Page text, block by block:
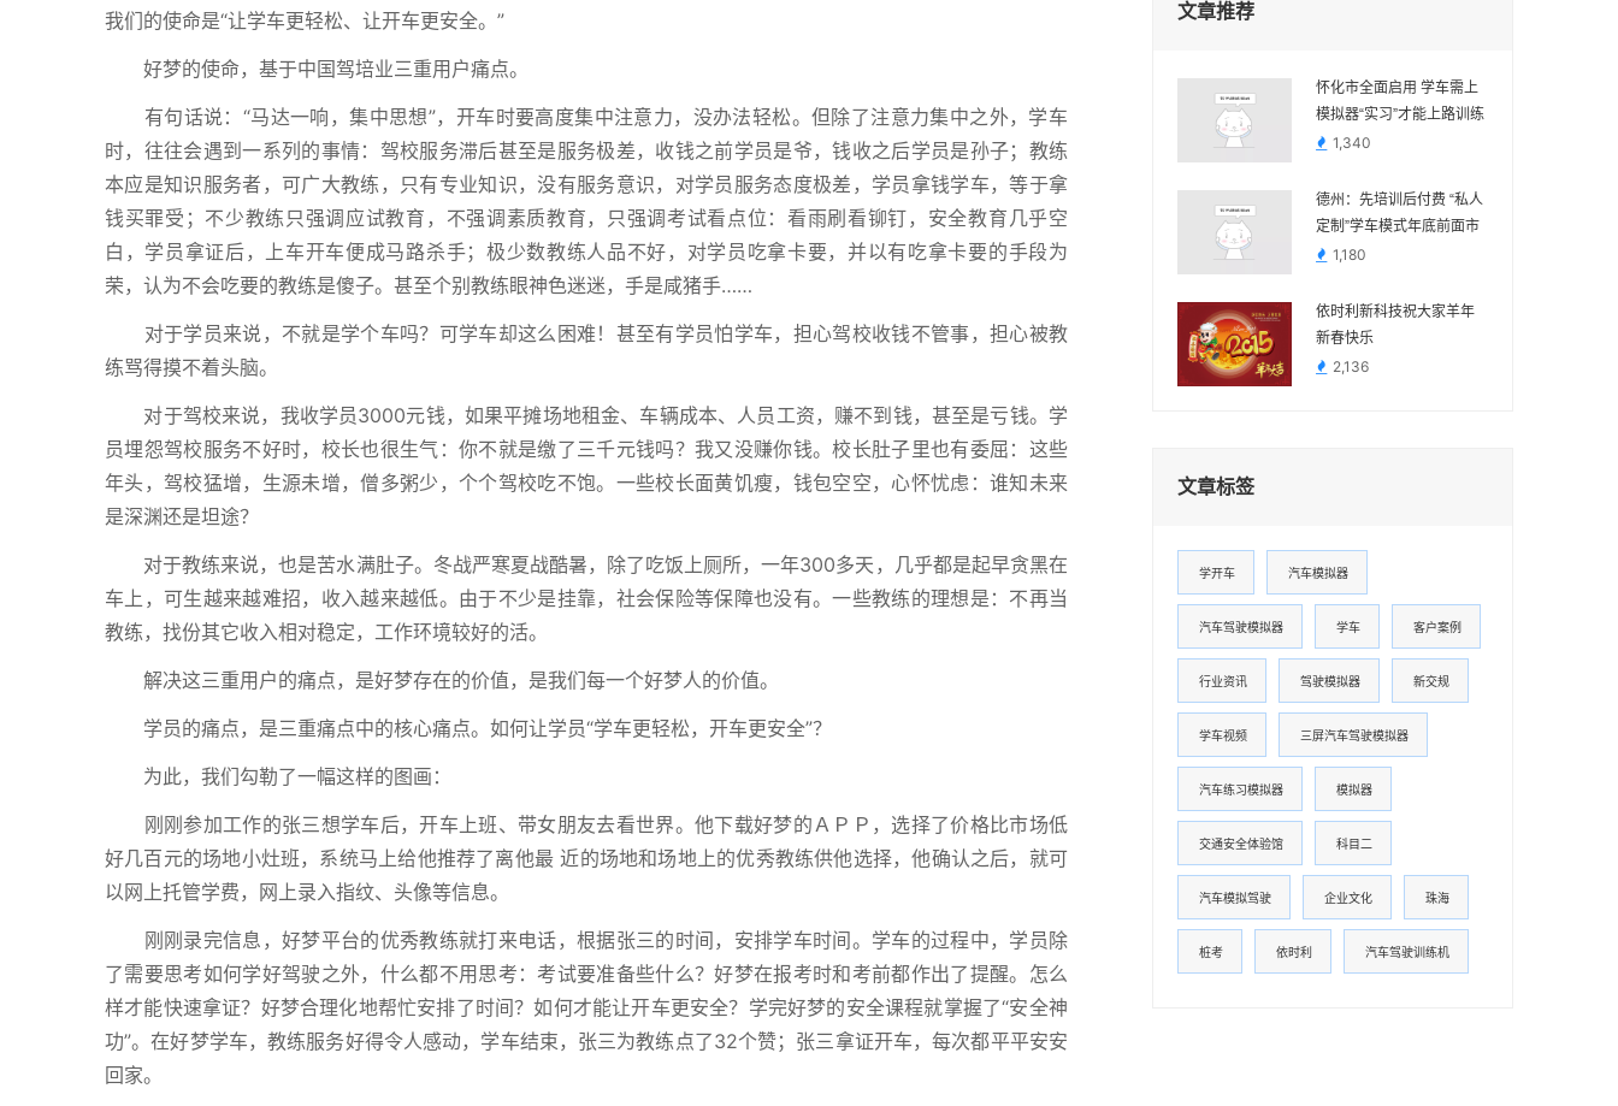
我们的使命是“让学车更轻松、让开车更安全。”
好梦的使命，基于中国驾培业三重用户痛点。
有句话说：“马达一响，集中思想”，开车时要高度集中注意力，没办法轻松。但除了注意力集中之外，学车
时，往往会遇到一系列的事情：驾校服务滞后甚至是服务极差，收钱之前学员是爷，钱收之后学员是孙子；教练
本应是知识服务者，可广大教练，只有专业知识，没有服务意识，对学员服务态度极差，学员拿钱学车，等于拿
钱买罪受；不少教练只强调应试教育，不强调素质教育，只强调考试看点位：看雨刷看铆钉，安全教育几乎空
白，学员拿证后，上车开车便成马路杀手；极少数教练人品不好，对学员吃拿卡要，并以有吃拿卡要的手段为
荣，认为不会吃要的教练是傻子。甚至个别教练眼神色迷迷，手是咸猪手……
对于学员来说，不就是学个车吗？可学车却这么困难！甚至有学员怕学车，担心驾校收钱不管事，担心被教
练骂得摸不着头脑。
对于驾校来说，我收学员3000元钱，如果平摊场地租金、车辆成本、人员工资，赚不到钱，甚至是亏钱。学
员埋怨驾校服务不好时，校长也很生气：你不就是缴了三千元钱吗？我又没赚你钱。校长肚子里也有委屈：这些
年头，驾校猛增，生源未增，僧多粥少，个个驾校吃不饱。一些校长面黄饥瘦，钱包空空，心怀忧虑：谁知未来
是深渊还是坦途？
对于教练来说，也是苦水满肚子。冬战严寒夏战酷暑，除了吃饭上厕所，一年300多天，几乎都是起早贪黑在
车上，可生越来越难招，收入越来越低。由于不少是挂靠，社会保险等保障也没有。一些教练的理想是：不再当
教练，找份其它收入相对稳定，工作环境较好的活。
解决这三重用户的痛点，是好梦存在的价值，是我们每一个好梦人的价值。
学员的痛点，是三重痛点中的核心痛点。如何让学员“学车更轻松，开车更安全”？
为此，我们勾勒了一幅这样的图画：
刚刚参加工作的张三想学车后，开车上班、带女朋友去看世界。他下载好梦的ＡＰＰ，选择了价格比市场低
好几百元的场地小灶班，系统马上给他推荐了离他最 近的场地和场地上的优秀教练供他选择，他确认之后，就可
以网上托管学费，网上录入指纹、头像等信息。
刚刚录完信息，好梦平台的优秀教练就打来电话，根据张三的时间，安排学车时间。学车的过程中，学员除
了需要思考如何学好驾驶之外，什么都不用思考：考试要准备些什么？好梦在报考时和考前都作出了提醒。怎么
样才能快速拿证？好梦合理化地帮忙安排了时间？如何才能让开车更安全？学完好梦的安全课程就掌握了“安全神
功”。在好梦学车，教练服务好得令人感动，学车结束，张三为教练点了32个赞；张三拿证开车，每次都平平安安
回家。
文章推荐
怀化市全面启用 学车需上
模拟器“实习”才能上路训练
1,340
德州：先培训后付费 “私人
定制”学车模式年底前面市
1,180
依时利新科技祝大家羊年
新春快乐
2,136
文章标签
学开车 汽车模拟器
汽车驾驶模拟器 学车 客户案例
行业资讯 驾驶模拟器 新交规
学车视频 三屏汽车驾驶模拟器
汽车练习模拟器 模拟器
交通安全体验馆 科目二
汽车模拟驾驶 企业文化 珠海
桩考 依时利 汽车驾驶训练机